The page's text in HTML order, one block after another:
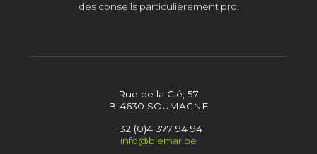
des conseils particulièrement pro.
Rue de la Clé, 57
B-4630 SOUMAGNE
+32 (0)4 377 94 94
info@biemar.be